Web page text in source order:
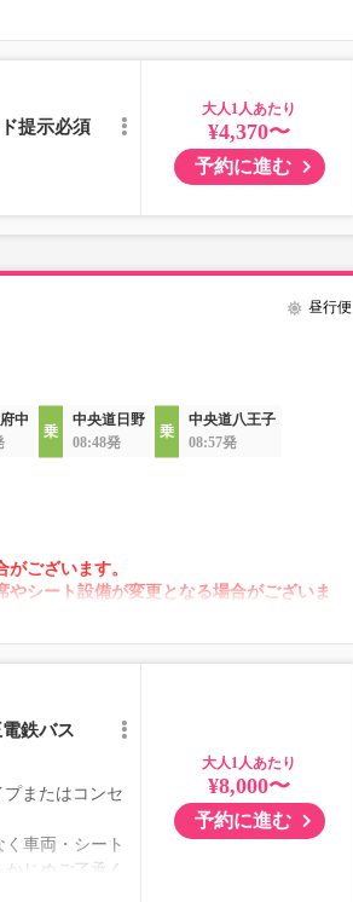
で予めご了承ください。
きご予約にお進みください。
する場合があります。
シート設備が変更となる場合がございま
提示必須
大人
¥4,370〜
予約に進む
昼行便
中
中央道日野
08:48発
中央道八王子
08:57発
ございます。
シート設備が変更となる場合がございま
鉄バス
プまたはコンセ
く車両・シート
じめご了承く
大人
¥8,000〜
予約に進む